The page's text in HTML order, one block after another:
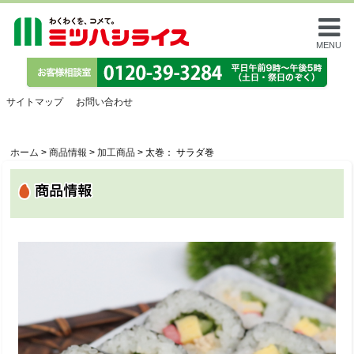
MENU
サイトマップ お問い合わせ
ホーム > 商品情報 > 加工商品 > 太巻： サラダ巻